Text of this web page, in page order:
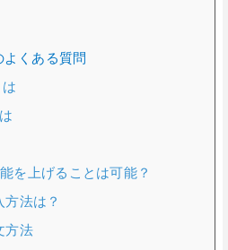
くある質問
を上げることは可能？
法は？
方法